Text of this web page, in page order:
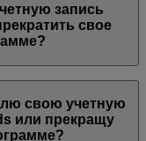
приходить
за обработку
политике
запись
свое
в программе в
свою учетную
или прекращу